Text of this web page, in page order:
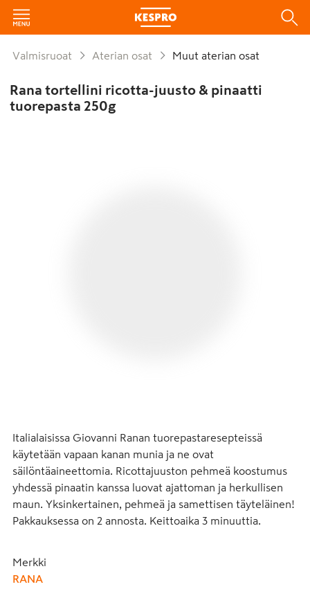
Valmisruoat Aterian osat Muut aterian osat
Rana tortellini ricotta-juusto & pinaatti
tuorepasta 250g
Italialaisissa Giovanni Ranan tuorepastaresepteissä
käytetään vapaan kanan munia ja ne ovat
säilöntäaineettomia. Ricottajuuston pehmeä koostumus
yhdessä pinaatin kanssa luovat ajattoman ja herkullisen
maun. Yksinkertainen, pehmeä ja samettisen täyteläinen!
Pakkauksessa on 2 annosta. Keittoaika 3 minuuttia.
Merkki
RANA